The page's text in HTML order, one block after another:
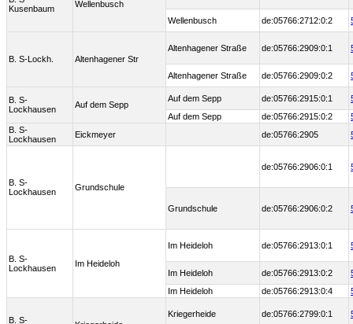
Kusenbaum
Wellenbusch
Wellenbusch de:05766:2712:0:2
B. S-Lockh. Altenhagener Str
Altenhagener Straße de:05766:2909:0:1
Altenhagener Straße de:05766:2909:0:2
B. S-
Lockhausen
Auf dem Sepp
Auf dem Sepp de:05766:2915:0:1
Auf dem Sepp
de:05766:2915:0:2
B. S-
Lockhausen
Eickmeyer de:05766:2905
B. S-
Lockhausen
Grundschule
de:05766:2906:0:1
Grundschule de:05766:2906:0:2
B. S-
Lockhausen
Im Heideloh
Im Heideloh de:05766:2913:0:1
Im Heideloh de:05766:2913:0:2
Im Heideloh
de:05766:2913:0:4
B. S-
Kriegerheide de:05766:2799:0:1